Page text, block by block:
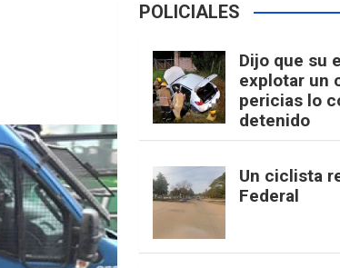
POLICIALES
Dijo que su
explotar un
pericias lo
detenido
Un ciclista
Federal